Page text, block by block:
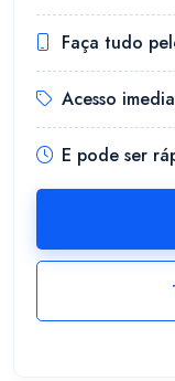
Faça tudo
Acesso
E pode ser